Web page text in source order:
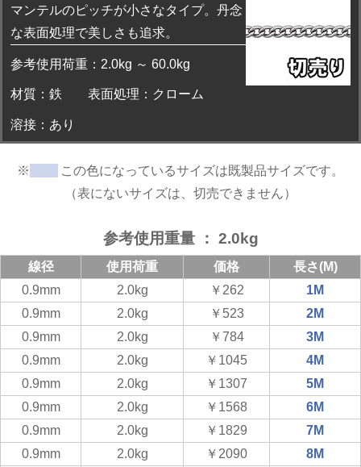
マンテルのピッチが小さなタイプ。丹念
な表面処理で美しさも追求。
参考使用荷重：2.0kg ～ 60.0kg
材質：鉄 表面処理：クローム
溶接：あり
※
この色になっているサイズは既製品サイズです。
（表にないサイズは、切売できません）
参考使用重量 ： 2.0kg
線径 使用荷重 価格
長さ(M)
0.9mm
2.0kg ￥262
1M
0.9mm
2.0kg ￥523
2M
0.9mm
2.0kg ￥784
3M
0.9mm
2.0kg ￥1045
4M
0.9mm
2.0kg ￥1307
5M
0.9mm
2.0kg ￥1568
6M
0.9mm
2.0kg ￥1829
7M
0.9mm
2.0kg ￥2090
8M